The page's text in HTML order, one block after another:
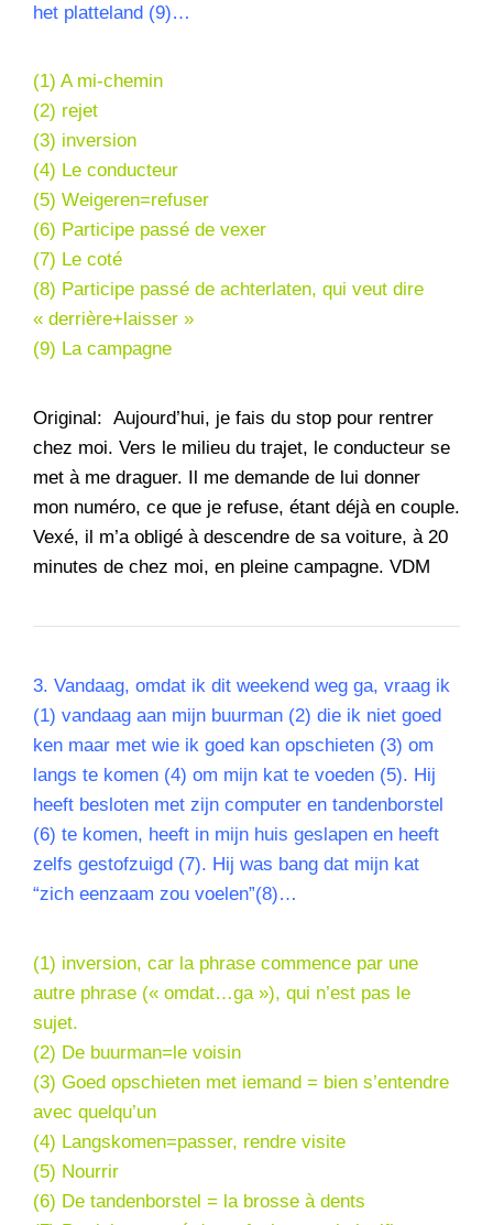
het platteland (9)…
(1) A mi-chemin
(2) rejet
(3) inversion
(4) Le conducteur
(5) Weigeren=refuser
(6) Participe passé de vexer
(7) Le coté
(8) Participe passé de achterlaten, qui veut dire
« derrière+laisser »
(9) La campagne
Original: Aujourd’hui, je fais du stop pour rentrer
chez moi. Vers le milieu du trajet, le conducteur se
met à me draguer. Il me demande de lui donner
mon numéro, ce que je refuse, étant déjà en couple.
Vexé, il m’a obligé à descendre de sa voiture, à 20
minutes de chez moi, en pleine campagne. VDM
3. Vandaag, omdat ik dit weekend weg ga, vraag ik
(1) vandaag aan mijn buurman (2) die ik niet goed
ken maar met wie ik goed kan opschieten (3) om
langs te komen (4) om mijn kat te voeden (5). Hij
heeft besloten met zijn computer en tandenborstel
(6) te komen, heeft in mijn huis geslapen en heeft
zelfs gestofzuigd (7). Hij was bang dat mijn kat
“zich eenzaam zou voelen”(8)…
(1) inversion, car la phrase commence par une
autre phrase (« omdat…ga »), qui n’est pas le
sujet.
(2) De buurman=le voisin
(3) Goed opschieten met iemand = bien s’entendre
avec quelqu’un
(4) Langskomen=passer, rendre visite
(5) Nourrir
(6) De tandenborstel = la brosse à dents